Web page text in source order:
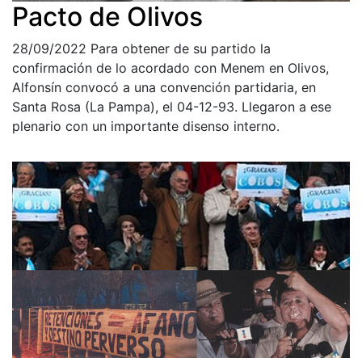
Pacto de Olivos
28/09/2022 Para obtener de su partido la
confirmación de lo acordado con Menem en Olivos,
Alfonsín convocó a una convención partidaria, en
Santa Rosa (La Pampa), el 04-12-93. Llegaron a ese
plenario con un importante disenso interno.